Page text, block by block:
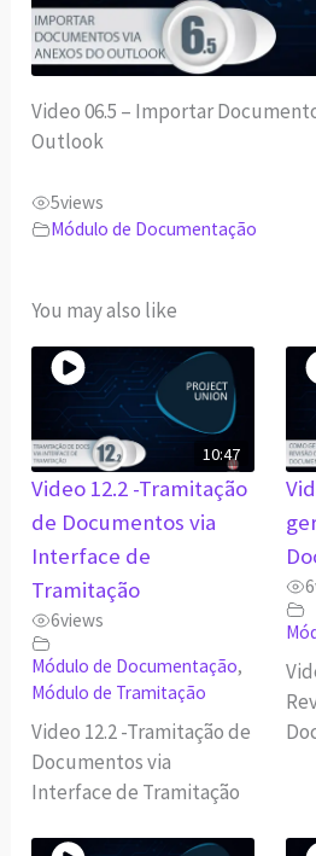
l
a
y
e
Video 06.5 – Importar
Outlook
5views
Módulo de Documentação
You may also like
10:47
Video 12.2 -Tramitação
de Documentos via
Interface de
Tramitação
6views
Módulo de Documentação,
Módulo de Tramitação
Video 12.2 -Tramitação de
Documentos via
Interface de Tramitação
6